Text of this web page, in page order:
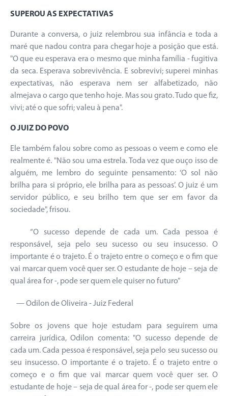
SUPEROU AS EXPECTATIVAS
Durante a conversa, o juiz relembrou sua infância e toda a
maré que nadou contra para chegar hoje a posição que está.
"O que eu esperava era o mesmo que minha família - fugitiva
da seca. Esperava sobrevivência. E sobrevivi; superei minhas
expectativas, não esperava nem ser alfabetizado, não
almejava o cargo que tenho hoje. Mas sou grato. Tudo que fiz,
vivi; até o que sofri; valeu à pena".
O JUIZ DO POVO
Ele também falou sobre como as pessoas o veem e como ele
realmente é. "Não sou uma estrela. Toda vez que ouço isso de
alguém, me lembro do seguinte pensamento: ‘O sol não
brilha para si próprio, ele brilha para as pessoas’. O juiz é um
servidor público, e seu brilho tem que ser em favor da
sociedade", frisou.
“O sucesso depende de cada um. Cada pessoa é
responsável, seja pelo seu sucesso ou seu insucesso. O
importante é o trajeto. É o trajeto entre o começo e o fim que
vai marcar quem você quer ser. O estudante de hoje – seja de
qual área for -, pode ser quem ele quiser no futuro”
— Odilon de Oliveira - Juiz Federal
Sobre os jovens que hoje estudam para seguirem uma
carreira jurídica, Odilon comenta: "O sucesso depende de
cada um. Cada pessoa é responsável, seja pelo seu sucesso ou
seu insucesso. O importante é o trajeto. É o trajeto entre o
começo e o fim que vai marcar quem você quer ser. O
estudante de hoje – seja de qual área for -, pode ser quem ele